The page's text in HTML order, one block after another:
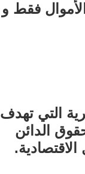
فقط و
التي تهدف
الدائن